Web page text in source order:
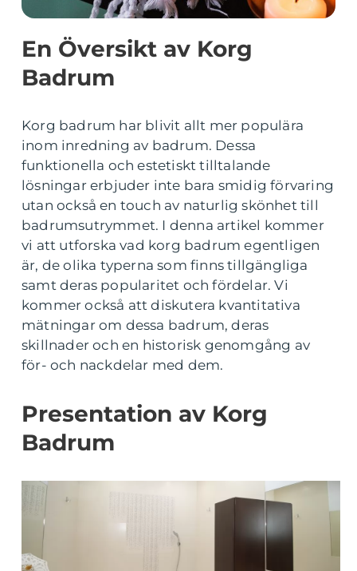
En Översikt av Korg
Badrum
Korg badrum har blivit allt mer populära
inom inredning av badrum. Dessa
funktionella och estetiskt tilltalande
lösningar erbjuder inte bara smidig förvaring
utan också en touch av naturlig skönhet till
badrumsutrymmet. I denna artikel kommer
vi att utforska vad korg badrum egentligen
är, de olika typerna som finns tillgängliga
samt deras popularitet och fördelar. Vi
kommer också att diskutera kvantitativa
mätningar om dessa badrum, deras
skillnader och en historisk genomgång av
för- och nackdelar med dem.
Presentation av Korg
Badrum